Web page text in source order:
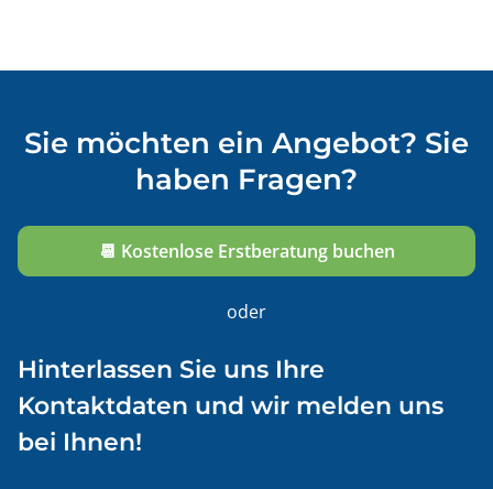
Sie möchten ein Angebot? Sie
haben Fragen?
📆 Kostenlose Erstberatung buchen
oder
Hinterlassen Sie uns Ihre
Kontaktdaten und wir melden uns
bei Ihnen!